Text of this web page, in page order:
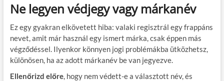
Ne legyen védjegy vagy márkanév
Ez egy gyakran elkövetett hiba: valaki regisztrál egy frappáns
nevet, amit már használ egy ismert márka, csak éppen más
végződéssel. Ilyenkor könnyen jogi problémákba ütközhetsz,
különösen, ha az adott márkanév be van jegyezve.
Ellenőrizd előre, hogy nem védett-e a választott név, és